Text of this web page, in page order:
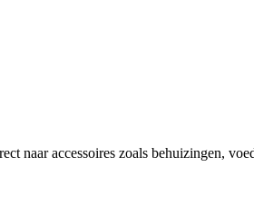
naar accessoires zoals behuizingen,